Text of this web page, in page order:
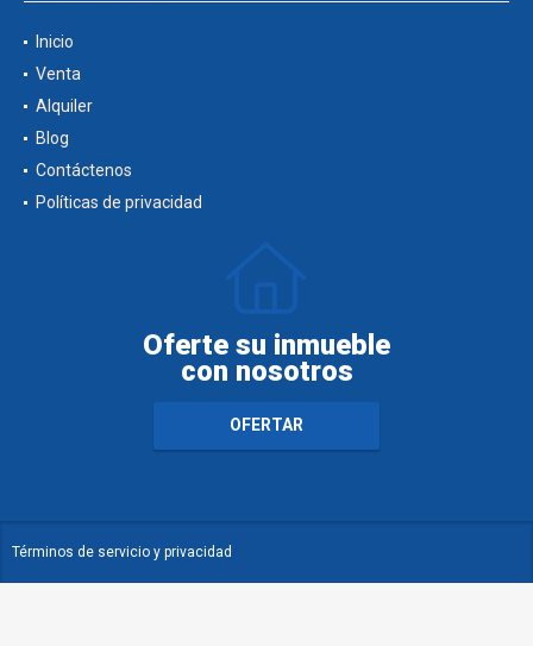
Inicio
Venta
Alquiler
Blog
Contáctenos
Políticas de privacidad
Oferte su inmueble
con nosotros
OFERTAR
Términos de servicio y privacidad